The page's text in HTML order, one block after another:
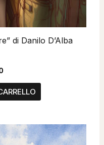
di Danilo D’Alba